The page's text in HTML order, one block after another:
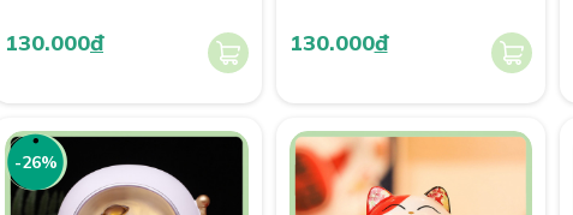
130.000đ 130.000đ
-26%